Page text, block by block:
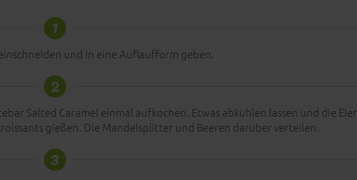
1
und in eine Auflaufform geben.
2
Salted Caramel einmal aufkochen. Etwas abkühlen lassen und die Eier
gießen. Die Mandelsplitter und Beeren darüber verteilen.
3